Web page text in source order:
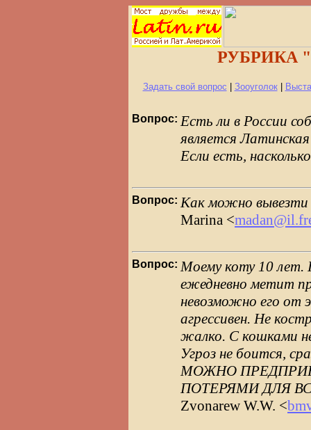
РУБРИКА
Задать свой вопрос Зооуголок|
Вопрос: Есть ли в России
является
Если есть,
Вопрос: Как можно вывезти
Marina <
Вопрос: Моему коту 10 лет.
ежедневно метит
невозможно его от
агрессивен. Не
жалко. С кошками
Угроз не боится,
МОЖНО
ПОТЕРЯМИ ДЛЯ
Zvonarew W.W. <